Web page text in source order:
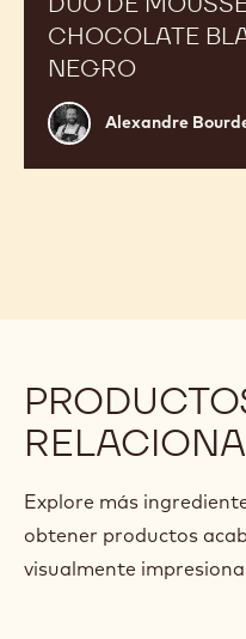
CHOCOLATE
NEGRO
Alexandre
Bourdeaux
Alexandre
Explore más
obtener productos
visualmente